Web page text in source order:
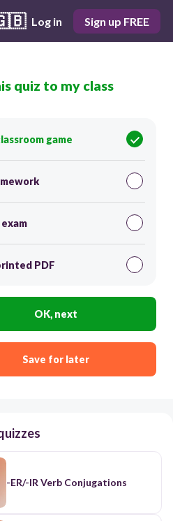
Log in Sign up FREE
Score 0
mucho en la clase de
quiz to my class
game
exam
PDF
OK, next
Save for later
-ER/-IR Verb Conjugations